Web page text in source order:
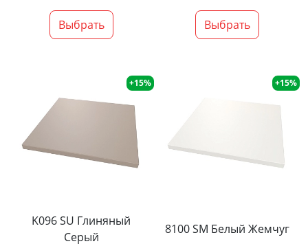
Выбрать Выбрать
+15%
K096 SU Глиняный
Серый
+15%
8100 SM Белый Жемчуг